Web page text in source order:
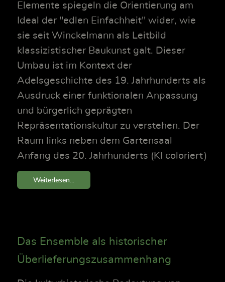
Elemente spiegeln die Orientierung am
Ideal der "edlen Einfachheit" wider, wie
sie seit Winckelmann als Leitbild
klassizistischer Baukunst galt. Dieser
Umbau ist im Kontext der
Adelsgeschichte des 19. Jahrhunderts als
Ausdruck einer funktionalen Anpassung
und bürgerlich geprägten
Repräsentationskultur zu verstehen. Der
Raum links neben dem Gartensaal
Anfang des 20. Jahrhunderts (KI coloriert)
Weiterlesen...
Das Ensemble als historischer
Überlieferungszusammenhang